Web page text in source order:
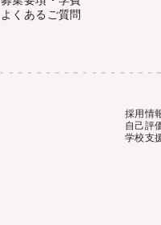
よくあるご質問
採用情
自己評
学校支